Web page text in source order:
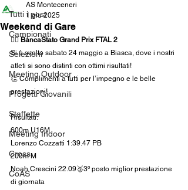
Tutti i post
Campionati
Selezioni
Meeting Outdoor
Progetti Giovanili
Staffette
Meeting Indoor
Cross
CoAS
Weekend di Gare
AS Monteceneri
1 giu 2025
🏃‍♂️ BancaStato Grand Prix FTAL 2
Si è svolto sabato 24 maggio a Biasca, dove i nostri
atleti si sono distinti con ottimi risultati!
👏 Complimenti a tutti per l’impegno e le belle
prestazioni!
Risultati:
600m U16M
Lorenzo Cozzatti 1:39.47 PB
200m M
Noah Crescini 22.09🥉3º posto miglior prestazione
di giornata